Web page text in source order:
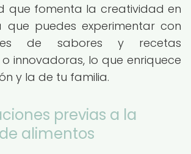
que fomenta la creatividad en
que puedes experimentar con
de sabores y recetas
innovadoras, lo que enriquece
y la de tu familia.
previas a la
alimentos